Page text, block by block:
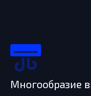
Многообразие